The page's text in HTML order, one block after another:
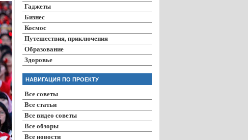
Гаджеты
Бизнес
Космос
Путешествия, приключения
Образование
Здоровье
НАВИГАЦИЯ ПО ПРОЕКТУ
Все советы
Все статьи
Все видео советы
Все обзоры
Все новости